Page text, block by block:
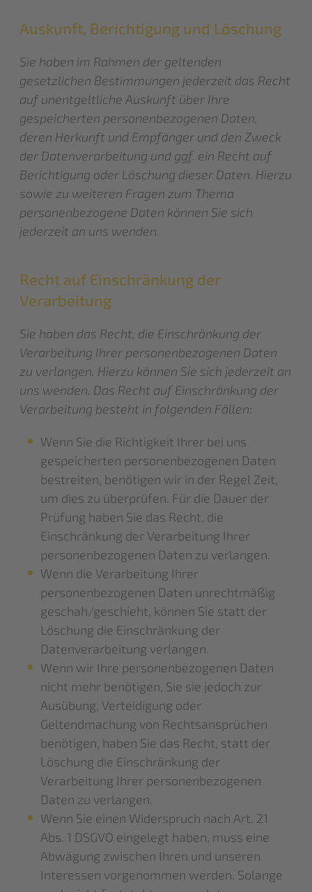
Auskunft, Berichtigung und Löschung
Sie haben im Rahmen der geltenden
gesetzlichen Bestimmungen jederzeit das Recht
auf unentgeltliche Auskunft über Ihre
gespeicherten personenbezogenen Daten,
deren Herkunft und Empfänger und den Zweck
der Datenverarbeitung und ggf. ein Recht auf
Berichtigung oder Löschung dieser Daten. Hierzu
sowie zu weiteren Fragen zum Thema
personenbezogene Daten können Sie sich
jederzeit an uns wenden.
Recht auf Einschränkung der
Verarbeitung
Sie haben das Recht, die Einschränkung der
Verarbeitung Ihrer personenbezogenen Daten
zu verlangen. Hierzu können Sie sich jederzeit an
uns wenden. Das Recht auf Einschränkung der
Verarbeitung besteht in folgenden Fällen:
Wenn Sie die Richtigkeit Ihrer bei uns
gespeicherten personenbezogenen Daten
bestreiten, benötigen wir in der Regel Zeit,
um dies zu überprüfen. Für die Dauer der
Prüfung haben Sie das Recht, die
Einschränkung der Verarbeitung Ihrer
personenbezogenen Daten zu verlangen.
Wenn die Verarbeitung Ihrer
personenbezogenen Daten unrechtmäßig
geschah/geschieht, können Sie statt der
Löschung die Einschränkung der
Datenverarbeitung verlangen.
Wenn wir Ihre personenbezogenen Daten
nicht mehr benötigen, Sie sie jedoch zur
Ausübung, Verteidigung oder
Geltendmachung von Rechtsansprüchen
benötigen, haben Sie das Recht, statt der
Löschung die Einschränkung der
Verarbeitung Ihrer personenbezogenen
Daten zu verlangen.
Wenn Sie einen Widerspruch nach Art. 21
Abs. 1 DSGVO eingelegt haben, muss eine
Abwägung zwischen Ihren und unseren
Interessen vorgenommen werden. Solange